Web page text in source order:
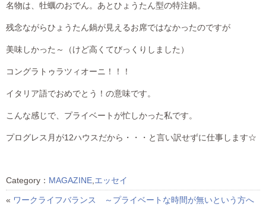
名物は、牡蠣のおでん。あとひょうたん型の特注鍋。
残念ながらひょうたん鍋が見えるお席ではなかったのですが
美味しかった～（けど高くてびっくりしました）
コングラトゥラツィオーニ！！！
イタリア語でおめでとう！の意味です。
こんな感じで、プライベートが忙しかった私です。
プログレス月が12ハウスだから・・・と言い訳せずに仕事します☆
Category： MAGAZINE,エッセイ
« ワークライフバランス ～プライベートな時間が無いという方へ